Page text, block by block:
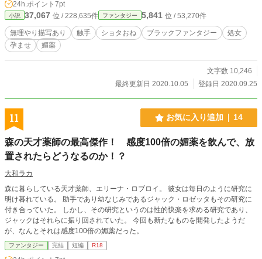
24h.ポイント 7pt
小説 37,067 位 / 228,635件 ファンタジー 5,841 位 / 53,270件
無理やり描写あり 触手 ショタおね ブラックファンタジー
処女
孕ませ
媚薬
文字数 10,246
最終更新日 2020.10.05
登録日 2020.09.25
11 お気に入り追加 14
森の天才薬師の最高傑作！ 感度100倍の媚薬を飲んで、放
置されたらどうなるのか！？
大和ラカ
森に暮らしている天才薬師、エリーナ・ロブロイ。 彼女は毎日のように研究に
明け暮れている。 助手であり幼なじみであるジャック・ロゼッタもその研究に
付き合っていた。 しかし、その研究というのは性的快楽を求める研究であり、
ジャックはそれらに振り回されていた。 今回も新たなものを開発したようだ
が、なんとそれは感度100倍の媚薬だった。
ファンタジー 完結 短編 R18